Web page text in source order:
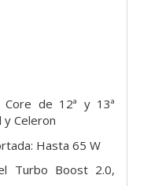
Core de 12ª y 13ª
y Celeron
Hasta 65 W
Turbo Boost 2.0,